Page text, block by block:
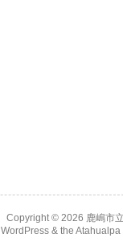
Copyright © 2026 鹿嶋市
WordPress& the Atahualpa